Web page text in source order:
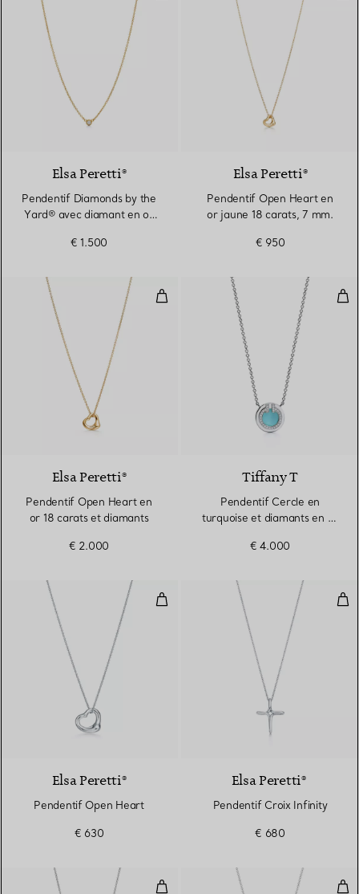
2 Matériaux
Elsa Peretti®
Pendentif Diamonds by the
Yard® avec diamant en or
€ 1.500
Elsa Peretti®
Pendentif Open Heart en
or jaune 18 carats, 7 mm.
€ 950
Pendentif Open Heart en or 18
3 Matériaux
Elsa Peretti®
Pendentif Open Heart en
or 18 carats et diamants
€ 2.000
Tiffany T
Pendentif Cercle en
turquoise et diamants en or
€ 4.000
Pendentif Open Heart
Elsa Peretti®
Pendentif Open Heart
€ 630
Elsa Peretti®
Pendentif Croix Infinity
€ 680
Pendentif Plume en argent 925